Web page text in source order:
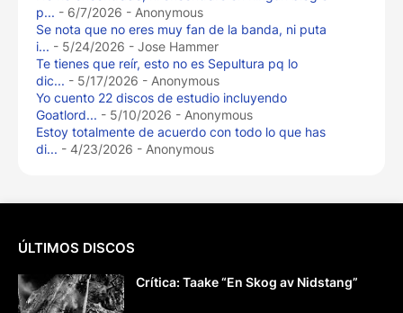
p... - 6/7/2026 - Anonymous
Se nota que no eres muy fan de la banda, ni puta
i... - 5/24/2026 - Jose Hammer
Te tienes que reír, esto no es Sepultura pq lo
dic... - 5/17/2026 - Anonymous
Yo cuento 22 discos de estudio incluyendo
Goatlord... - 5/10/2026 - Anonymous
Estoy totalmente de acuerdo con todo lo que has
di... - 4/23/2026 - Anonymous
ÚLTIMOS DISCOS
Crítica: Taake “En Skog av Nidstang”